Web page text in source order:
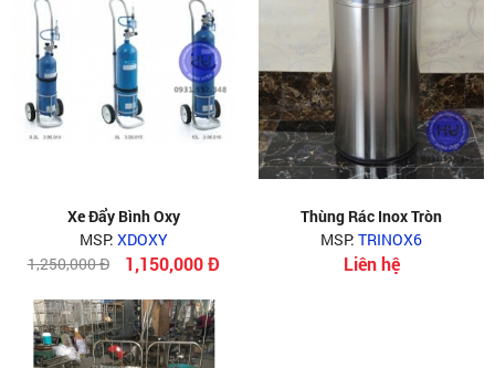
Xe Đẩy Bình Oxy
MSP: XDOXY
1,250,000 Đ
1,150,000 Đ
Thùng Rác Inox Tròn
MSP: TRINOX6
Liên hệ